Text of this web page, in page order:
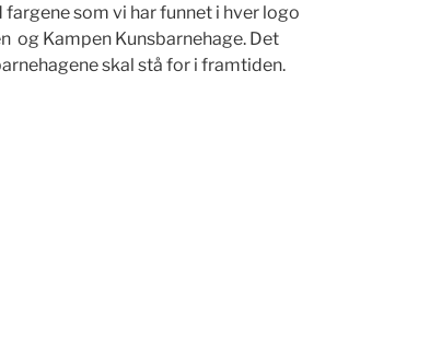
som vi har funnet i hver logo
og Kampen Kunsbarnehage. Det
skal stå for i framtiden.